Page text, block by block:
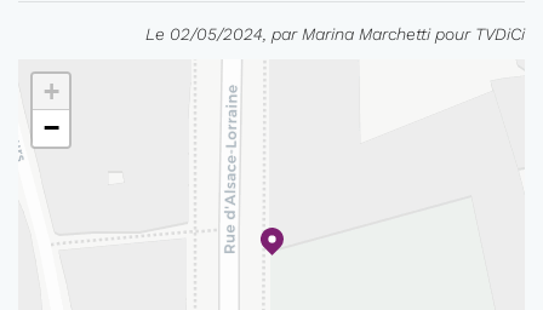
Le 02/05/2024, par Marina Marchetti pour TVDiCi
+
−